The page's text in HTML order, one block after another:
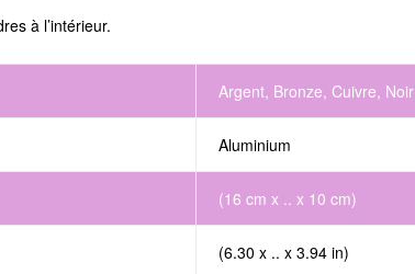
à l’intérieur.
Argent, Bronze, Cuivre, Noir
Aluminium
(16 cm x .. x 10 cm)
(6.30 x .. x 3.94 in)